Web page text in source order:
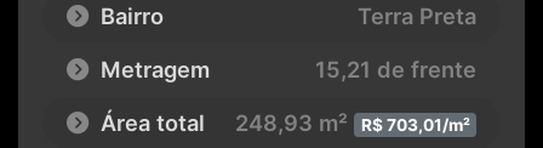
Bairro
Terra Preta
Metragem
15,21 de frente
Área total
248,93 m² R$ 703,01/m²